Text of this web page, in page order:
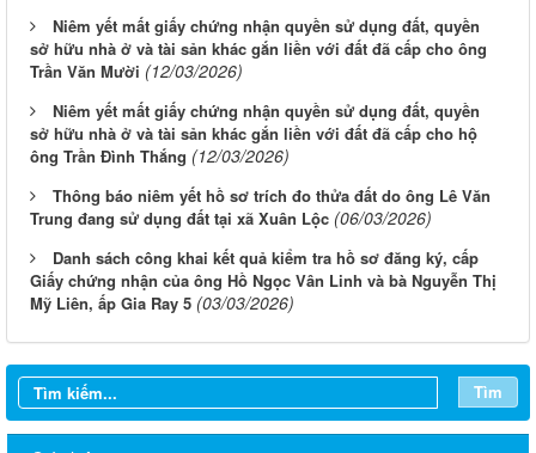
Niêm yết mất giấy chứng nhận quyền sử dụng đất, quyền
sở hữu nhà ở và tài sản khác gắn liền với đất đã cấp cho ông
Trần Văn Mười (12/03/2026)
Niêm yết mất giấy chứng nhận quyền sử dụng đất, quyền
sở hữu nhà ở và tài sản khác gắn liền với đất đã cấp cho hộ
ông Trần Đình Thắng (12/03/2026)
Thông báo niêm yết hồ sơ trích đo thửa đất do ông Lê Văn
Trung đang sử dụng đất tại xã Xuân Lộc (06/03/2026)
Danh sách công khai kết quả kiểm tra hồ sơ đăng ký, cấp
Giấy chứng nhận của ông Hồ Ngọc Vân Linh và bà Nguyễn Thị
Mỹ Liên, ấp Gia Ray 5 (03/03/2026)
Tìm